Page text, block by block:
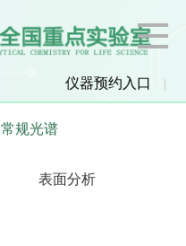
仪器预约入口 |
常规光谱
表面分析